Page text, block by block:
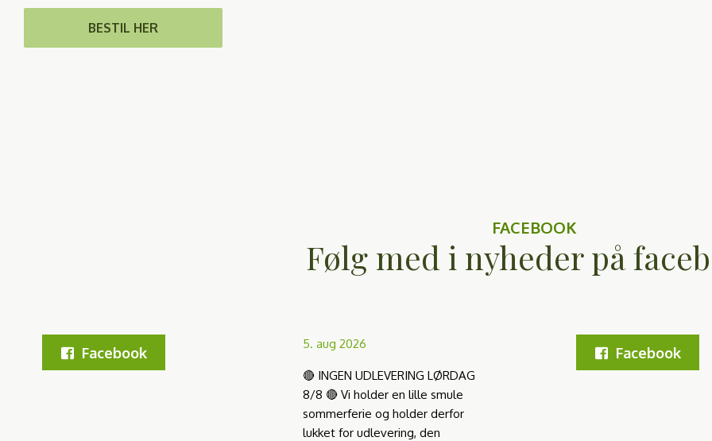
BESTIL HER
FACEBOOK
Følg med i nyheder på
Facebook 5. aug 2026
🔴 INGEN UDLEVERING LØRDAG
8/8 🔴 Vi holder en lille smule
sommerferie og holder derfor
lukket for udlevering, den
Facebook